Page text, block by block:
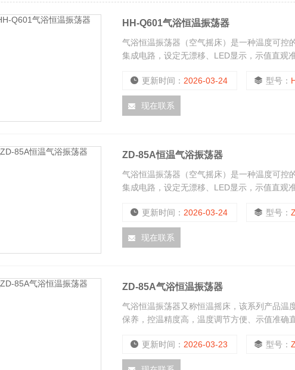
HH-Q601气浴恒温振荡器
气浴恒温振荡器（空气摇床）是一种温度可控
集成电路，设定无漂移、LED显示，示值直观准
更新时间： 2026-03-24 型号：
现在联系
ZD-85A恒温气浴振荡器
气浴恒温振荡器（空气摇床）是一种温度可控
集成电路，设定无漂移、LED显示，示值直观准
更新时间： 2026-03-24 型号：
现在联系
ZD-85A气浴恒温振荡器
气浴恒温振荡器又称恒温摇床，该系列产品温
保养，控温精度高，温度调节方便、示值准确
更新时间： 2026-03-23 型号：